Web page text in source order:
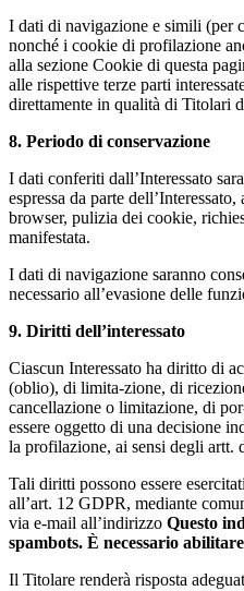
I dati di navigazione e simili (per
nonché i cookie di profilazione
alla sezione Cookie di questa
alle rispettive terze parti
direttamente in qualità di Titolari
8. Periodo di conservazione
I dati conferiti dall’Interessato
espressa da parte
browser, pulizia dei cookie,
manifestata.
I dati di navigazione saranno
necessario all’evasione delle
9. Diritti dell’interessato
Ciascun Interessato ha diritto di
(oblio), di limita-zione, di
cancellazione o limitazione, di
essere oggetto di una decisione
la profilazione, ai sensi degli artt.
Tali diritti possono essere
all’art. 12 GDPR, mediante
via e-mail all’indirizzo Questo
spambots. È necessario
Il Titolare renderà risposta